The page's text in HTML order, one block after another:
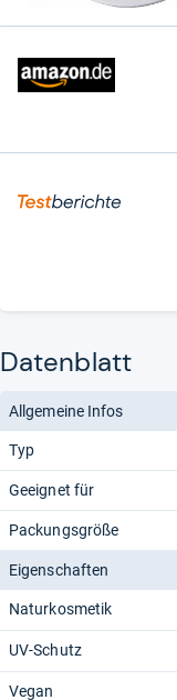
Datenblatt
Allgemeine Infos
Typ
Geeignet für
Packungsgröße
Eigenschaften
Naturkosmetik
UV-Schutz
Vegan